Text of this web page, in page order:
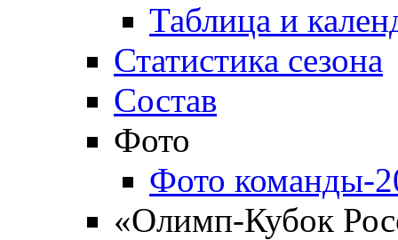
Таблица и
Статистика сезона
Состав
Фото
Фото команды-
«Олимп-Кубок